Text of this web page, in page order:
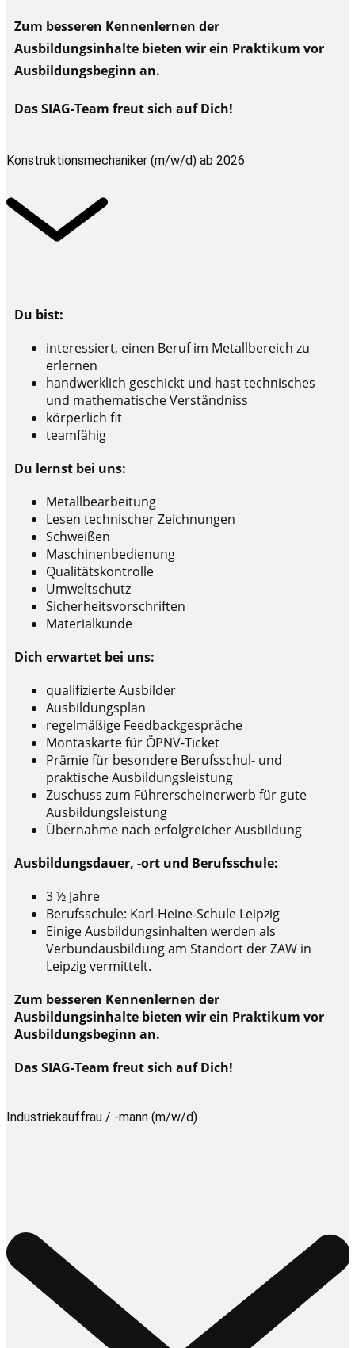
Zum besseren Kennenlernen der
Ausbildungsinhalte bieten wir ein Praktikum vor
Ausbildungsbeginn an.
Das SIAG-Team freut sich auf Dich!
Konstruktionsmechaniker (m/w/d) ab 2026
Du bist:
interessiert, einen Beruf im Metallbereich zu
erlernen
handwerklich geschickt und hast technisches
und mathematische Verständniss
körperlich fit
teamfähig
Du lernst bei uns:
Metallbearbeitung
Lesen technischer Zeichnungen
Schweißen
Maschinenbedienung
Qualitätskontrolle
Umweltschutz
Sicherheitsvorschriften
Materialkunde
Dich erwartet bei uns:
qualifizierte Ausbilder
Ausbildungsplan
regelmäßige Feedbackgespräche
Montaskarte für ÖPNV-Ticket
Prämie für besondere Berufsschul- und
praktische Ausbildungsleistung
Zuschuss zum Führerscheinerwerb für gute
Ausbildungsleistung
Übernahme nach erfolgreicher Ausbildung
Ausbildungsdauer, -ort und Berufsschule:
3 ½ Jahre
Berufsschule: Karl-Heine-Schule Leipzig
Einige Ausbildungsinhalten werden als
Verbundausbildung am Standort der ZAW in
Leipzig vermittelt.
Zum besseren Kennenlernen der
Ausbildungsinhalte bieten wir ein Praktikum vor
Ausbildungsbeginn an.
Das SIAG-Team freut sich auf Dich!
Industriekauffrau / -mann (m/w/d)